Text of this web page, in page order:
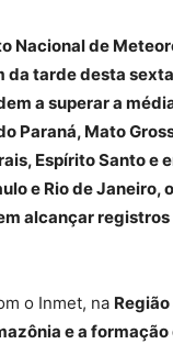
Nacional de
da tarde desta
a superar a
Paraná, Mato
Espírito Santo e
e Rio de Janeiro,
alcançar registros
o Inmet, na
e a formação